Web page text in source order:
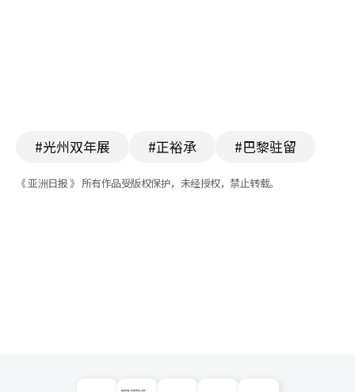
#光州双年展 #正裕承 #巴黎驻留
《 亚洲日报 》 所有作品受版权保护，未经授权，禁止转载。